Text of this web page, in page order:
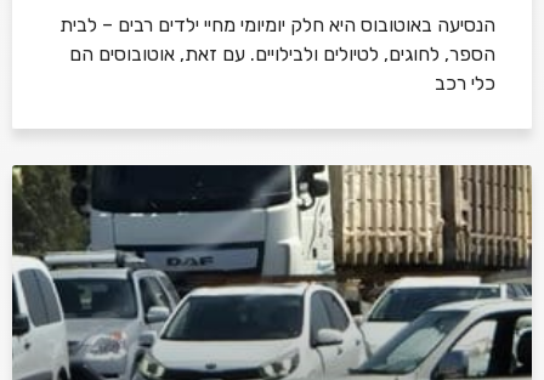
הנסיעה באוטובוס היא חלק יומיומי מחיי ילדים רבים – לבית
הספר, לחוגים, לטיולים ולבילויים. עם זאת, אוטובוסים הם
כלי רכב